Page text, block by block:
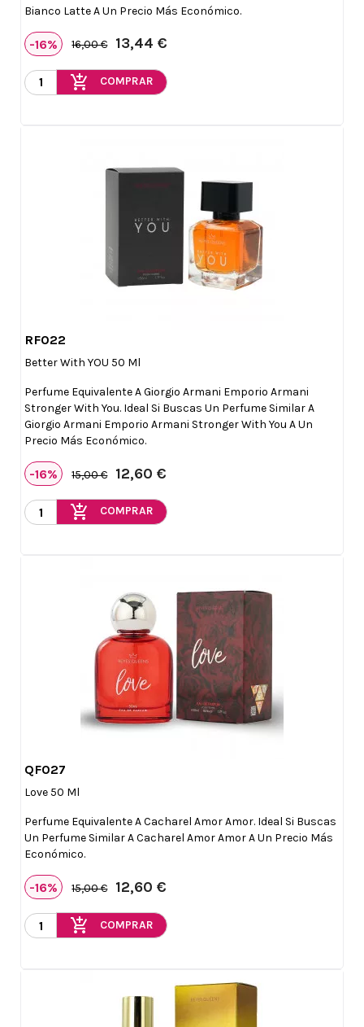
Bianco Latte A Un Precio Más Económico.
-16% 16,00 € 13,44 €
add_shopping_cart COMPRAR
RF022
Better With YOU 50 Ml
Perfume Equivalente A Giorgio Armani Emporio Armani
Stronger With You. Ideal Si Buscas Un Perfume Similar A
Giorgio Armani Emporio Armani Stronger With You A Un
Precio Más Económico.
-16% 15,00 € 12,60 €
add_shopping_cart COMPRAR
QF027
Love 50 Ml
Perfume Equivalente A Cacharel Amor Amor. Ideal Si Buscas
Un Perfume Similar A Cacharel Amor Amor A Un Precio Más
Económico.
-16% 15,00 € 12,60 €
add_shopping_cart COMPRAR